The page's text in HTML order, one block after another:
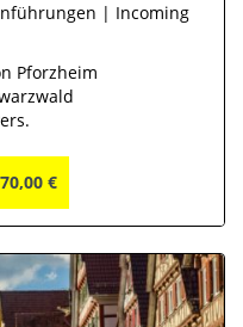
| Incoming
Pforzheim
70,00 €